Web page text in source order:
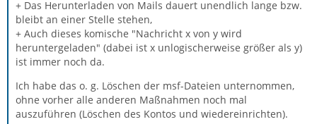
+ Das Herunterladen von Mails dauert unendlich lange bzw.
bleibt an einer Stelle stehen,
+ Auch dieses komische "Nachricht x von y wird
heruntergeladen" (dabei ist x unlogischerweise größer als y)
ist immer noch da.
Ich habe das o. g. Löschen der msf-Dateien unternommen,
ohne vorher alle anderen Maßnahmen noch mal
auszuführen (Löschen des Kontos und wiedereinrichten).